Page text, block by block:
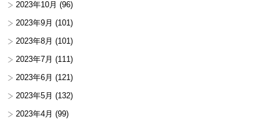
2023年10月 (96)
2023年9月 (101)
2023年8月 (101)
2023年7月 (111)
2023年6月 (121)
2023年5月 (132)
2023年4月 (99)